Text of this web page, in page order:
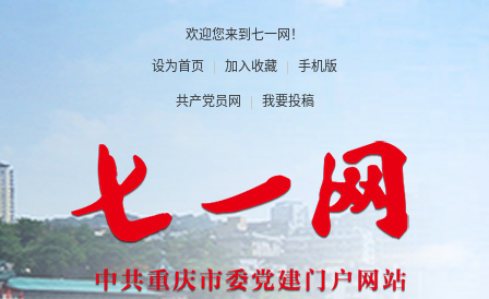
欢迎您来到七一网！
设为首页 | 加入收藏 | 手机版
共产党员网 | 我要投稿